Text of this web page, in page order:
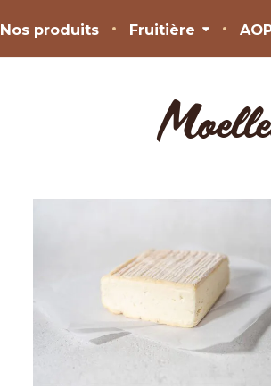
Nos produits Fruitière